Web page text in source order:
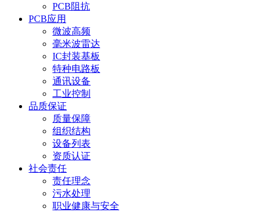
PCB阻抗
PCB应用
微波高频
毫米波雷达
IC封装基板
特种电路板
通讯设备
工业控制
品质保证
质量保障
组织结构
设备列表
资质认证
社会责任
责任理念
污水处理
职业健康与安全